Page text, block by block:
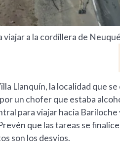
a la cordillera de
Llanquín, la localidad que
un chofer que estaba
para viajar hacia
que las tareas se
son los desvíos.